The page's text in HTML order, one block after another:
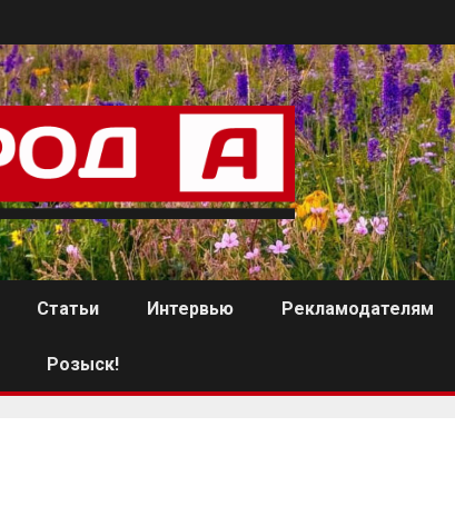
Статьи Интервью Рекламодателям
Розыск!